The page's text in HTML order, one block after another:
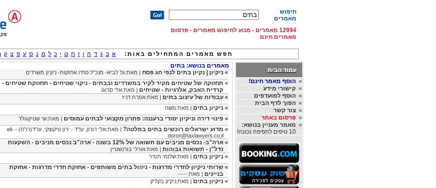
חיפוש
מאמרים
12994 מאמרים - מנוע לחיפוש מאמרים - פרסום
מאמרים חינם
חפש מאמרים המתחילים באות: א ב ג ד ה ו ז ח ט י כ ל מ נ ס ע פ צ ק
עמוד הבית
»הוסף מאמר חינם!
»קישורי מידע
»הוסף למועדפים
»הפוך לדף הבית
»צור קשר
»פרסום באתר
» מאמר מעניין בנושא:
10 טיפים לחפיפה נכונה!
מאמרים בנושא: בתים
» ניקיון | נקיון בתים לנפי חג פסח | מאת:גל לביא- מנכ"ל סתיו אחזקות- ניקיון משרדים
» תחזוקה של שטיחים מקיר לקיר במשרדים ובבתים - ניקוי שטיחים - תחזוקת שטיחים -
קרדית האבק, אלרגיות - שטיחים | מאת:אלי סרוגו
» עבודות של עיצוב בתים | מאת:אפרת דניז
» ניקיון בתים | מאת:משה
» פינוי דירה וניקיון יסודי ברעננה: פתרון מקצועי לבתים עמוסים | מאת:שי שטיקגולד
» מדוע ישראלים רוכשים בתים במלטה? | מאת:אלי דורון, עו"ד - ירון טיקוצקי, עו"ד(רו"ח) - eli-
doron@taxlawyers.co.il
»
ארה"ב- נכסים מניבים עם תשואה של 12% בשנה - ארה"ב נכסים מניבים - השקעות
נדל"ן - תשואות גבוהות | מאת:אורלי בורנשטיין
» ניקיון בתים | מאת:שלומי תמיר
» שרותי ניקיון לחדרי מדרגות - ניהול בתים משותפים - אחזקת חדרי מדרגות - אחזקת
בניינים | מאת:-----
» ניקיון בתים | מאת:ניקיון בקליק